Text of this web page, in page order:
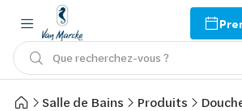
Que recherchez-vous ?
Salle de Bains Produits